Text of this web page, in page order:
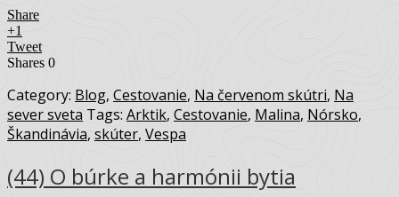
Share
+1
Tweet
Shares 0
Category: Blog, Cestovanie, Na červenom skútri, Na
sever sveta Tags: Arktik, Cestovanie, Malina, Nórsko,
Škandinávia, skúter, Vespa
(44) O búrke a harmónii bytia